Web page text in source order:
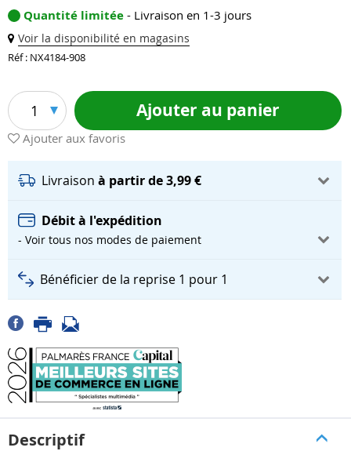
Quantité limitée - Livraison en 1-3 jours
Voir la disponibilité en magasins
Réf : NX4184-908
1 Ajouter au panier
Ajouter aux favoris
Livraison à partir de 3,99 €
Débit à l'expédition
- Voir tous nos modes de paiement
Bénéficier de la reprise 1 pour 1
Descriptif